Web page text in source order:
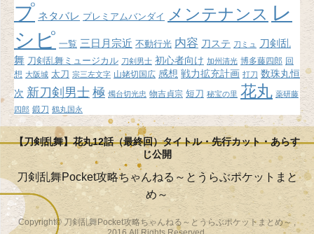
プ ネタバレ プレミアムバンダイ メンテナンス レ
シピ 一覧 三日月宗近 不動行光 内容 刀ステ 刀ミュ
刀剣乱
舞 刀剣乱舞ミュージカル 刀剣男士 初心者向け 加州清光 博多藤四郎 回
想 大阪城 太刀 宗三左文字 山姥切国広 感想 戦力拡充計画 打刀 数珠丸恒
次 新刀剣男士 極 燭台切光忠 物吉貞宗 短刀 秘宝の里 花丸 薬研藤
四郎 鍛刀 鶴丸国永
【刀剣乱舞】花丸12話（最終回）タイトル・先行カット・あらす
じ公開
刀剣乱舞Pocket攻略ちゃんねる～とうらぶポケットまと
め～
Copyright© 刀剣乱舞Pocket攻略ちゃんねる～とうらぶポケットまとめ～ ,